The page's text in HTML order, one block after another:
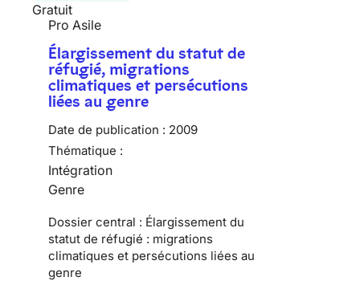
Gratuit
Pro Asile
Élargissement du statut de
réfugié, migrations
climatiques et persécutions
liées au genre
Date de publication : 2009
Thématique :
Intégration
Genre
Dossier central : Élargissement du
statut de réfugié : migrations
climatiques et persécutions liées au
genre